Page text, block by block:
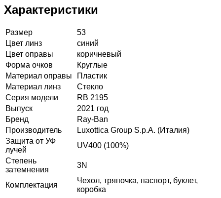
Характеристики
Размер
53
Цвет линз
синий
Цвет оправы
коричневый
Форма очков
Круглые
Материал оправы
Пластик
Материал линз
Стекло
Серия модели
RB 2195
Выпуск
2021 год
Бренд
Ray-Ban
Производитель
Luxottica Group S.p.A. (Италия)
Защита от УФ
лучей
UV400 (100%)
Степень
затемнения
3N
Комплектация
Чехол, тряпочка, паспорт, буклет,
коробка